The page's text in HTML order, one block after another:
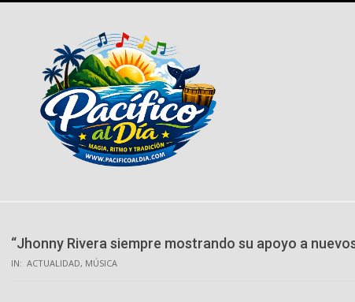
“Jhonny Rivera siempre mostrando su apoyo a
IN: ACTUALIDAD, MÚSICA